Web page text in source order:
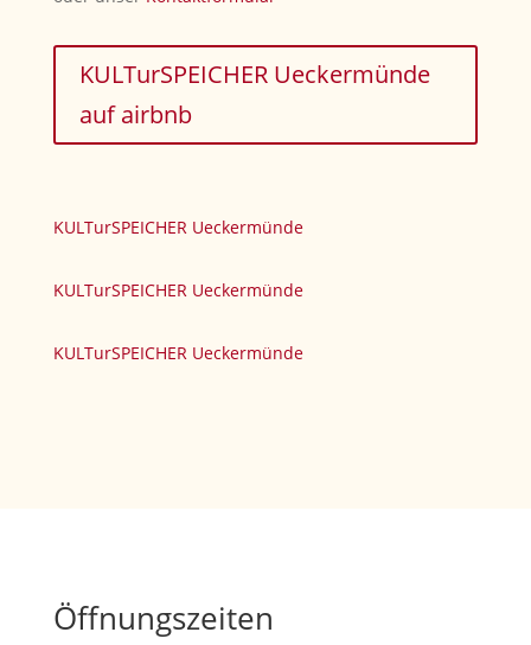
KULTurSPEICHER Ueckermünde
auf airbnb
KULTurSPEICHER Ueckermünde
KULTurSPEICHER Ueckermünde
KULTurSPEICHER Ueckermünde
Öffnungszeiten